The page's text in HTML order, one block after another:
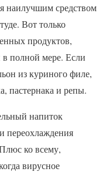
наилучшим средством
Вот только
продуктов,
в полной мере. Если
из куриного филе,
пастернака и репы.
напиток
переохлаждения
ко всему,
вирусное